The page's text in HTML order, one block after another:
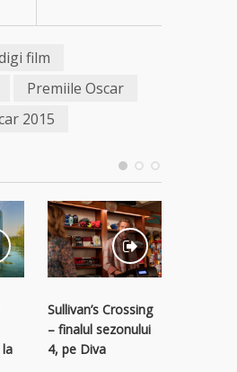
film
Premiile Oscar
2015
Sullivan’s Crossing
– finalul sezonului
4, pe Diva